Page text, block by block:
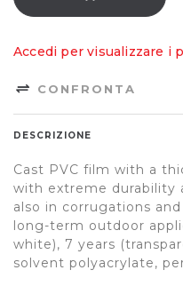
Accedi per visualizzare i
CONFRONTA
DESCRIZIONE
Cast PVC film with a
with extreme durability
also in corrugations
long-term outdoor
white), 7 years
solvent polyacrylate,